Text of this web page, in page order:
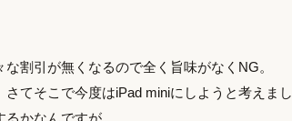
割引が無くなるので全く旨味がなくNG。
てそこで今度はiPad miniにしようと考えまし
かなんですが、